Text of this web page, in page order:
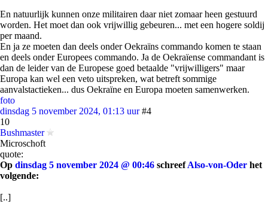
En natuurlijk kunnen onze militairen daar niet zomaar heen gestuurd
worden. Het moet dan ook vrijwillig gebeuren... met een hogere soldij
per maand.
En ja ze moeten dan deels onder Oekraïns commando komen te staan
en deels onder Europees commando. Ja de Oekraïense commandant is
dan de leider van de Europese goed betaalde "vrijwilligers" maar
Europa kan wel een veto uitspreken, wat betreft sommige
aanvalstactieken... dus Oekraïne en Europa moeten samenwerken.
foto
dinsdag 5 november 2024, 01:13 uur #4
10
Bushmaster
Microschoft
quote:
Op dinsdag 5 november 2024 @ 00:46 schreefAlso-von-Oder het
volgende:
[..]